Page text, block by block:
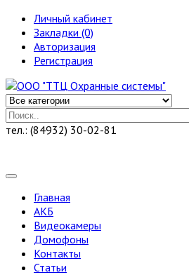
Личный кабинет
Закладки (0)
Авторизация
Регистрация
тел.: (84932) 30-02-81
Главная
АКБ
Видеокамеры
Домофоны
Контакты
Статьи